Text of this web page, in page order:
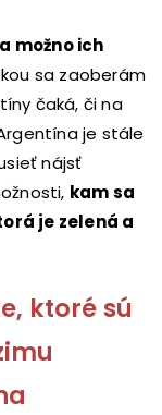
možno ich
sa zaoberám
čaká, či na
je stále
nájsť
kam sa
je zelená a
ktoré sú